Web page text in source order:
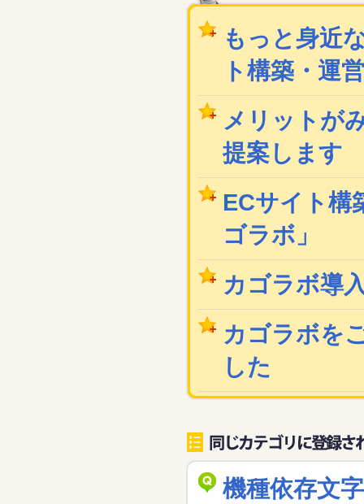
もっと身近
ト構築・運
メリットが
提案します
ECサイト構
ゴラボ」
カゴラボ導
カゴラボを
した
機種依存文